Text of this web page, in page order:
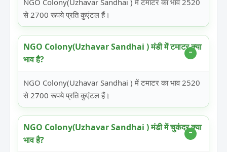
NGO Colony(Uzhavar Sandhai ) में टमाटर का भाव 2520
से 2700 रूपये प्रति कुएंटल हैं।
NGO Colony(Uzhavar Sandhai ) मंडी में टमाटर क्या
भाव है?
NGO Colony(Uzhavar Sandhai ) में टमाटर का भाव 2520
से 2700 रूपये प्रति कुएंटल हैं।
NGO Colony(Uzhavar Sandhai ) मंडी में चुकंदर क्या
भाव है?